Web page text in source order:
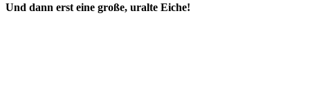
Und dann erst eine große, uralte Eiche!